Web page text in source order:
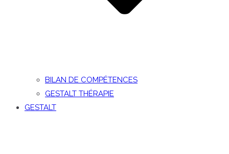
BILAN DE COMPÉTENCES
GESTALT THÉRAPIE
GESTALT